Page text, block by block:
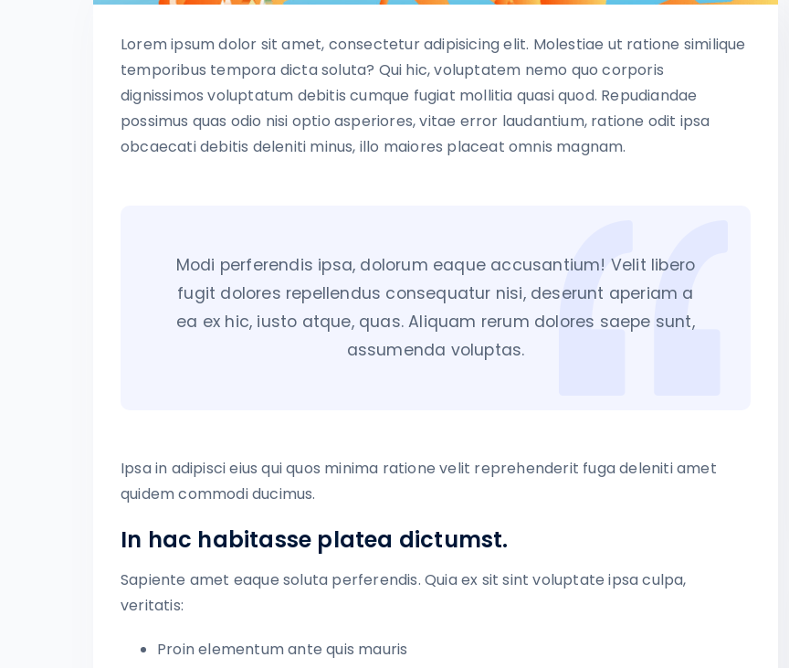
Lorem ipsum dolor sit amet, consectetur adipisicing elit. Molestiae ut ratione similique
temporibus tempora dicta soluta? Qui hic, voluptatem nemo quo corporis
dignissimos voluptatum debitis cumque fugiat mollitia quasi quod. Repudiandae
possimus quas odio nisi optio asperiores, vitae error laudantium, ratione odit ipsa
obcaecati debitis deleniti minus, illo maiores placeat omnis magnam.
Modi perferendis ipsa, dolorum eaque accusantium! Velit libero
fugit dolores repellendus consequatur nisi, deserunt aperiam a
ea ex hic, iusto atque, quas. Aliquam rerum dolores saepe sunt,
assumenda voluptas.
Ipsa in adipisci eius qui quos minima ratione velit reprehenderit fuga deleniti amet
quidem commodi ducimus.
In hac habitasse platea dictumst.
Sapiente amet eaque soluta perferendis. Quia ex sit sint voluptate ipsa culpa,
veritatis:
Proin elementum ante quis mauris